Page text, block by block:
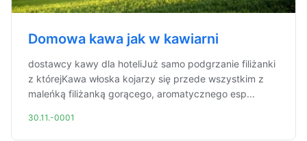
Domowa kawa jak w kawiarni
dostawcy kawy dla hoteliJuż samo podgrzanie filiżanki
z którejKawa włoska kojarzy się przede wszystkim z
maleńką filiżanką gorącego, aromatycznego esp...
30.11.-0001